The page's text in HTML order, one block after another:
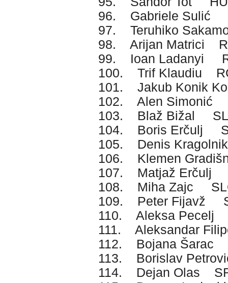
96. Gabriele Sulić
97. Teruhiko
98. Arijan Matrici
99. Ioan Ladanyi
100. Trif Klaudiu
101. Jakub Konik
102. Alen Simonić
103. Blaž Bižal
104. Boris Erčulj
105. Denis
106. Klemen
107. Matjaž Erčulj
108. Miha Zajc
109. Peter Fijavž
110. Aleksa Pecelj
111. Aleksandar
112. Bojana Šarac
113. Borislav
114. Dejan Olas